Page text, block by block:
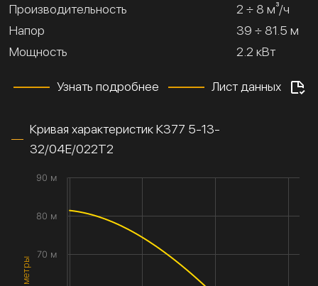
Производительность
2 ÷ 8 м³/ч
Напор
39 ÷ 81.5 м
Мощность
2.2 кВт
Узнать подробнее Лист данных
Кривая характеристик К377 5-13-
32/04Е/022Т2
70 м
80 м
90 м